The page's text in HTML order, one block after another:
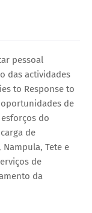
pessoal
das actividades
to Response to
de
do
de
Tete e
de
da